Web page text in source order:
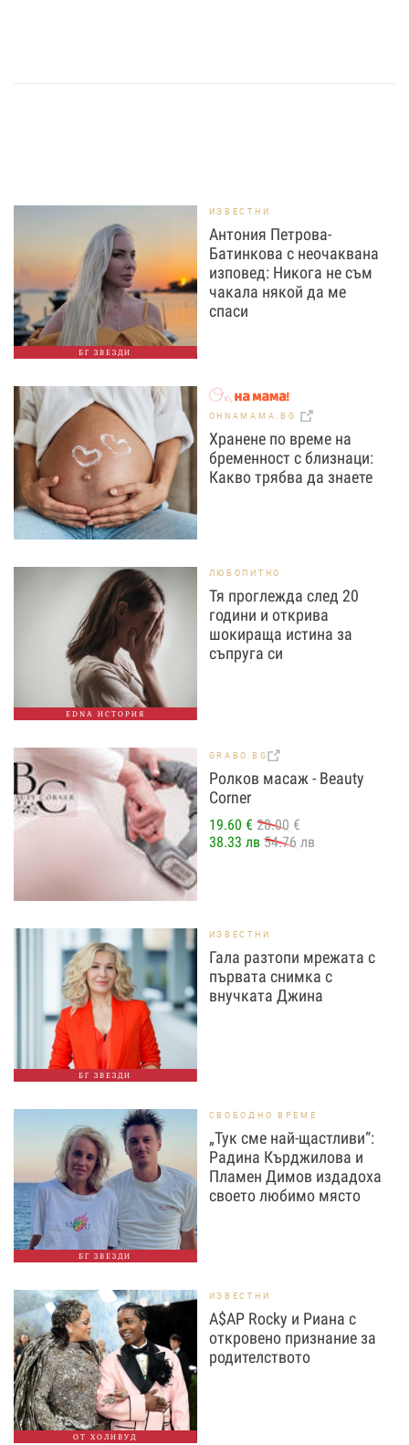
БГ ЗВЕЗДИ
ИЗВЕСТНИ
Антония Петрова-
Батинкова с неочаквана
изповед: Никога не съм
чакала някой да ме
спаси
OHNAMAMA.BG
Хранене по време на
бременност с близнаци:
Какво трябва да знаете
EDNA ИСТОРИЯ
ЛЮБОПИТНО
Тя проглежда след 20
години и открива
шокираща истина за
съпруга си
GRABO.BG
Ролков масаж - Beauty
Corner
19.60 € 28.00 €
38.33 лв 54.76 лв
БГ ЗВЕЗДИ
ИЗВЕСТНИ
Гала разтопи мрежата с
първата снимка с
внучката Джина
БГ ЗВЕЗДИ
СВОБОДНО ВРЕМЕ
„Тук сме най-щастливи“:
Радина Кърджилова и
Пламен Димов издадоха
своето любимо място
ОТ ХОЛИВУД
ИЗВЕСТНИ
A$AP Rocky и Риана с
откровено признание за
родителството